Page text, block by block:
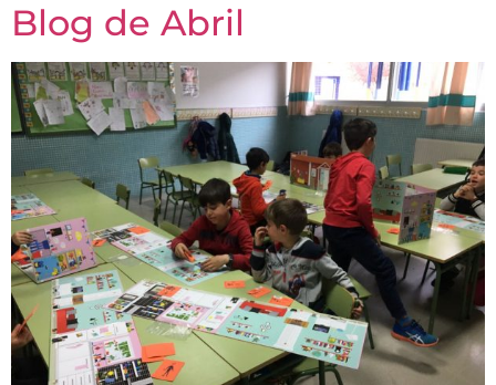
Blog de Abril